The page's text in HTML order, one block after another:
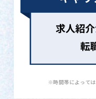
※時間帯によって